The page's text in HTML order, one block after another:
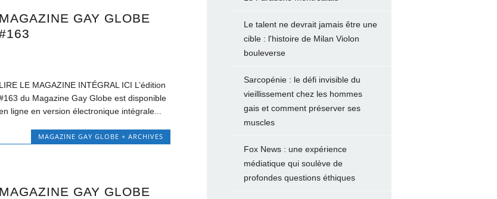
MAGAZINE GAY GLOBE
LIRE LE MAGAZINE INTÉGRAL ICI L’édition
du Magazine Gay Globe est disponible
ligne en version électronique intégrale...
MAGAZINE GAY GLOBE + ARCHIVES
MAGAZINE GAY GLOBE
Le talent ne devrait jamais être une
cible : l'histoire de Milan Violon
bouleverse
Sarcopénie : le défi invisible du
vieillissement chez les hommes
gais et comment préserver ses
muscles
Fox News : une expérience
médiatique qui soulève de
profondes questions éthiques